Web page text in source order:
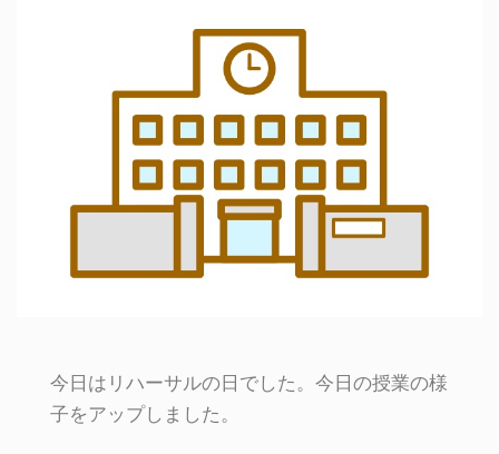
今日はリハーサルの日でした。今日の授業の様
子をアップしました。